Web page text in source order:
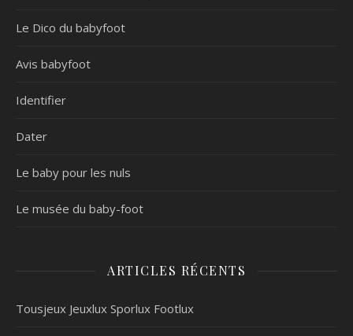
Le Dico du babyfoot
Avis babyfoot
Identifier
Dater
Le baby pour les nuls
Le musée du baby-foot
ARTICLES RÉCENTS
Tousjeux Jeuxlux Sporlux Footlux